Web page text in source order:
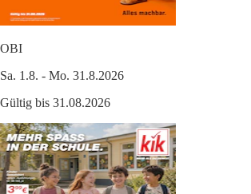
OBI
Sa. 1.8. - Mo. 31.8.2026
Gültig bis 31.08.2026